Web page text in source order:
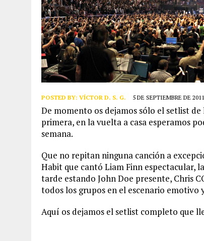
POSTED BY: VÍCTOR D. S. G. 5 DE SEPTIEMBRE DE 2011
De momento os dejamos sólo el setlist
primera, en la vuelta a casa esperamos
semana.
Que no repitan ninguna canción a
Habit que cantó Liam Finn espectacular,
tarde estando John Doe presente, Chris
todos los grupos en el escenario
Aquí os dejamos el setlist completo que